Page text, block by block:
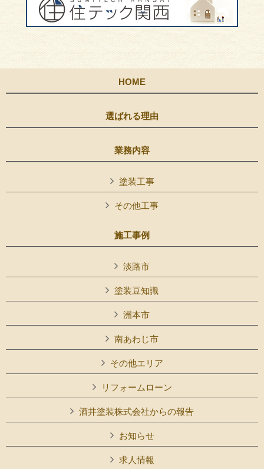
HOME
選ばれる理由
業務内容
塗装工事
その他工事
施工事例
淡路市
塗装豆知識
洲本市
南あわじ市
その他エリア
リフォームローン
酒井塗装株式会社からの報告
お知らせ
求人情報